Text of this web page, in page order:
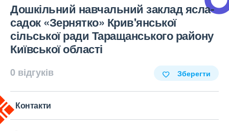
Дошкільний навчальний заклад ясла-
садок «Зернятко» Крив'янської
сільської ради Таращанського району
Київської області
0 відгуків Зберегти
Контакти